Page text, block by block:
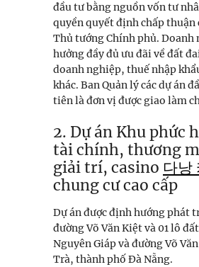
đầu tư bằng nguồn vốn tư
quyền quyết định chấp thuận
Thủ tướng Chính phủ. Doanh
hưởng đầy đủ ưu đãi về đất
doanh nghiệp, thuế nhập
khác. Ban Quản lý các dự án
tiên là đơn vị được giao làm
2. Dự án Khu phức
tài chính, thương
giải trí, casino 다낭
chung cư cao cấp
Dự án được định hướng phát
đường Võ Văn Kiệt và 01 lô
Nguyên Giáp và đường Võ
Trà, thành phố Đà Nẵng.